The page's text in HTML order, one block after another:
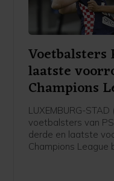
Voetbalsters
laatste
Champions
LUXEMBURG-
voetbalsters van
derde en laatste
Champions League